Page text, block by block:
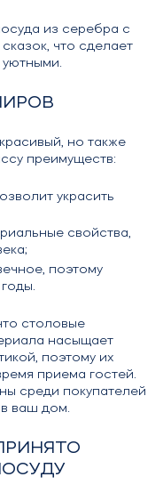
из серебра с
что сделает
но также
преимуществ:
украсить
свойства,
поэтому
столовые
насыщает
поэтому их
приема гостей.
среди покупателей
в ваш дом.